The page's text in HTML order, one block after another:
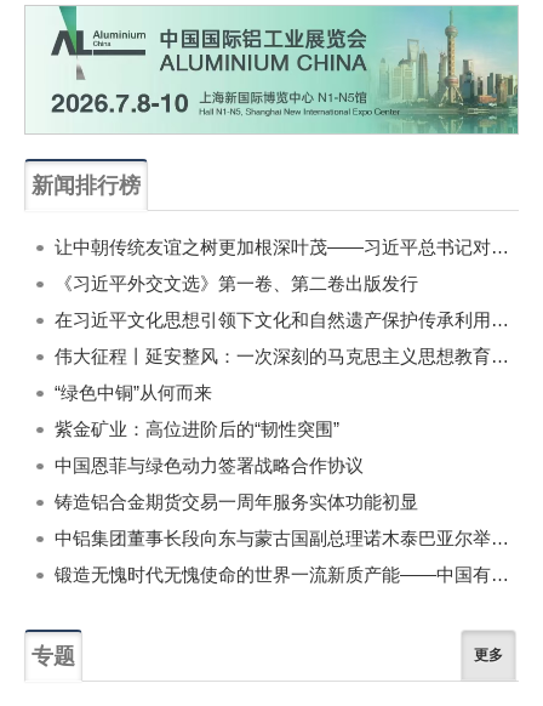
新闻排行榜
让中朝传统友谊之树更加根深叶茂——习近平总书记对朝鲜进行国事访问纪实
《习近平外交文选》第一卷、第二卷出版发行
在习近平文化思想引领下文化和自然遗产保护传承利用工作开创新局面
伟大征程丨延安整风：一次深刻的马克思主义思想教育运动
“绿色中铜”从何而来
紫金矿业：高位进阶后的“韧性突围”
中国恩菲与绿色动力签署战略合作协议
铸造铝合金期货交易一周年服务实体功能初显
中铝集团董事长段向东与蒙古国副总理诺木泰巴亚尔举行会谈
锻造无愧时代无愧使命的世界一流新质产能——中国有色金属工业的战略应对与破局之道（二）
专题 更多